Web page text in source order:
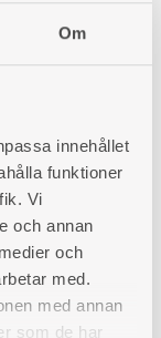
Om
innehållet
funktioner
Vi
och annan
och
med.
med annan
som de har
with firebox